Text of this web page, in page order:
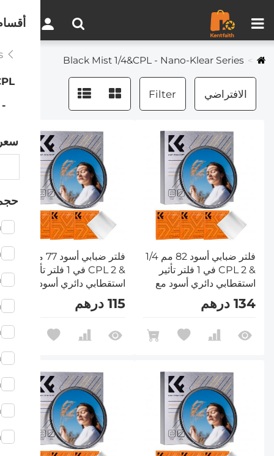
0
Black Mist 1/4&CPL - Nano-Klear Series
4&CPL - Nano-Klear Series
الافتراضي Filter
فلتر ضبابي أسود 82 مم 1/4
& CPL 2 في 1 فلتر تأثير
استقطابي دائري أسود مع
18 طبقة متعددة الطبقات
من سلسلة Nano-Klear
134 درهم
& CPL 2 في 1 فلتر تأثير
استقطابي دائري أسود مع
18 طبقة متعددة الطبقات
من سلسلة Nano-Klear
115 درهم